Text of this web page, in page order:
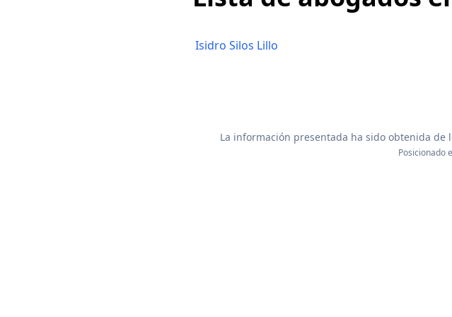
Isidro Silos Lillo
La información presentada ha sido obtenida de
Posicionado